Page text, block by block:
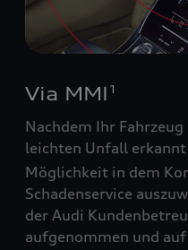
Via MMI 1
Nachdem Ihr
leichten Unfall erkannt
Möglichkeit in dem
Schadenservice
der Audi
aufgenommen und auf